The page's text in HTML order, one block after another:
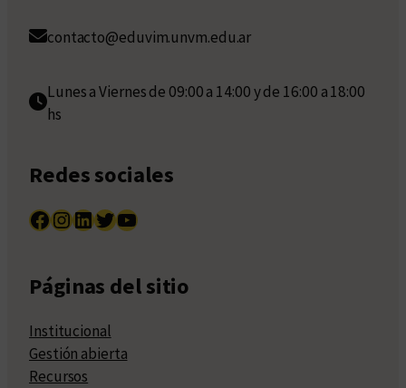
contacto@eduvim.unvm.edu.ar
Lunes a Viernes de 09:00 a 14:00 y de 16:00 a 18:00
hs
Redes sociales
Facebook InstagramLinkedIn Twitter YouTube
Páginas del sitio
Institucional
Gestión abierta
Recursos